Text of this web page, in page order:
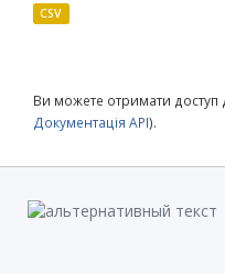
CSV
Ви можете отримати доступ
Документація API).